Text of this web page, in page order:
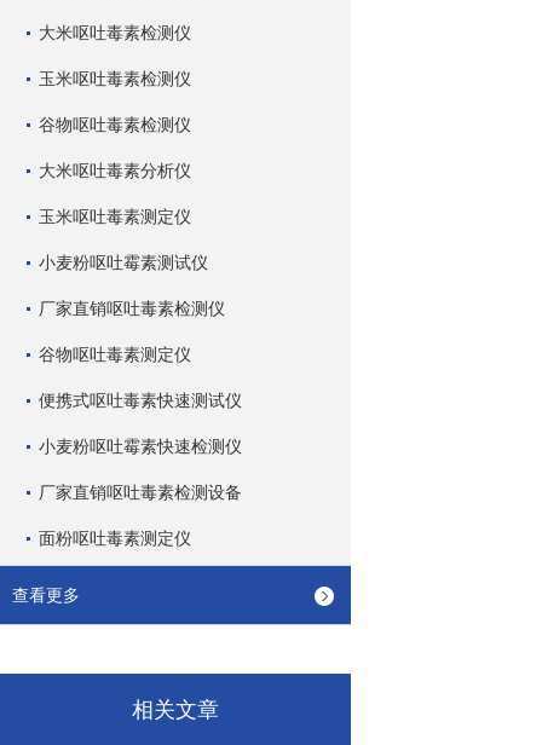
大米呕吐毒素检测仪
玉米呕吐毒素检测仪
谷物呕吐毒素检测仪
大米呕吐毒素分析仪
玉米呕吐毒素测定仪
小麦粉呕吐霉素测试仪
厂家直销呕吐毒素检测仪
谷物呕吐毒素测定仪
便携式呕吐毒素快速测试仪
小麦粉呕吐霉素快速检测仪
厂家直销呕吐毒素检测设备
面粉呕吐毒素测定仪
查看更多
相关文章